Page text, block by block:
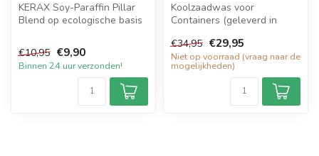
KERAX Soy-Paraffin Pillar
Blend op ecologische basis
€10,95 €9,90
Binnen 24 uur verzonden!
Koolzaadwas voor
Containers (geleverd in
om zelf ec...
€34,95 €29,95
Niet op voorraad (vraag naar de
mogelijkheden)